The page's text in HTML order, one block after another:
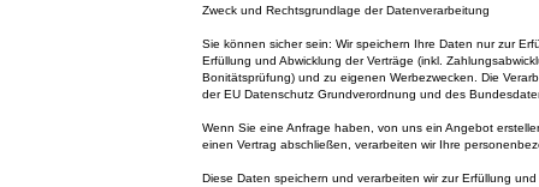
Zweck und Rechtsgrundlage der Datenverarbeitung
Sie können sicher sein: Wir speichern Ihre Daten nur zur
Erfüllung und Abwicklung der Verträge (inkl.
Bonitätsprüfung) und zu eigenen Werbezwecken. Die
der EU Datenschutz Grundverordnung und des
Wenn Sie eine Anfrage haben, von uns ein Angebot
einen Vertrag abschließen, verarbeiten wir Ihre
Diese Daten speichern und verarbeiten wir zur Erfüllung